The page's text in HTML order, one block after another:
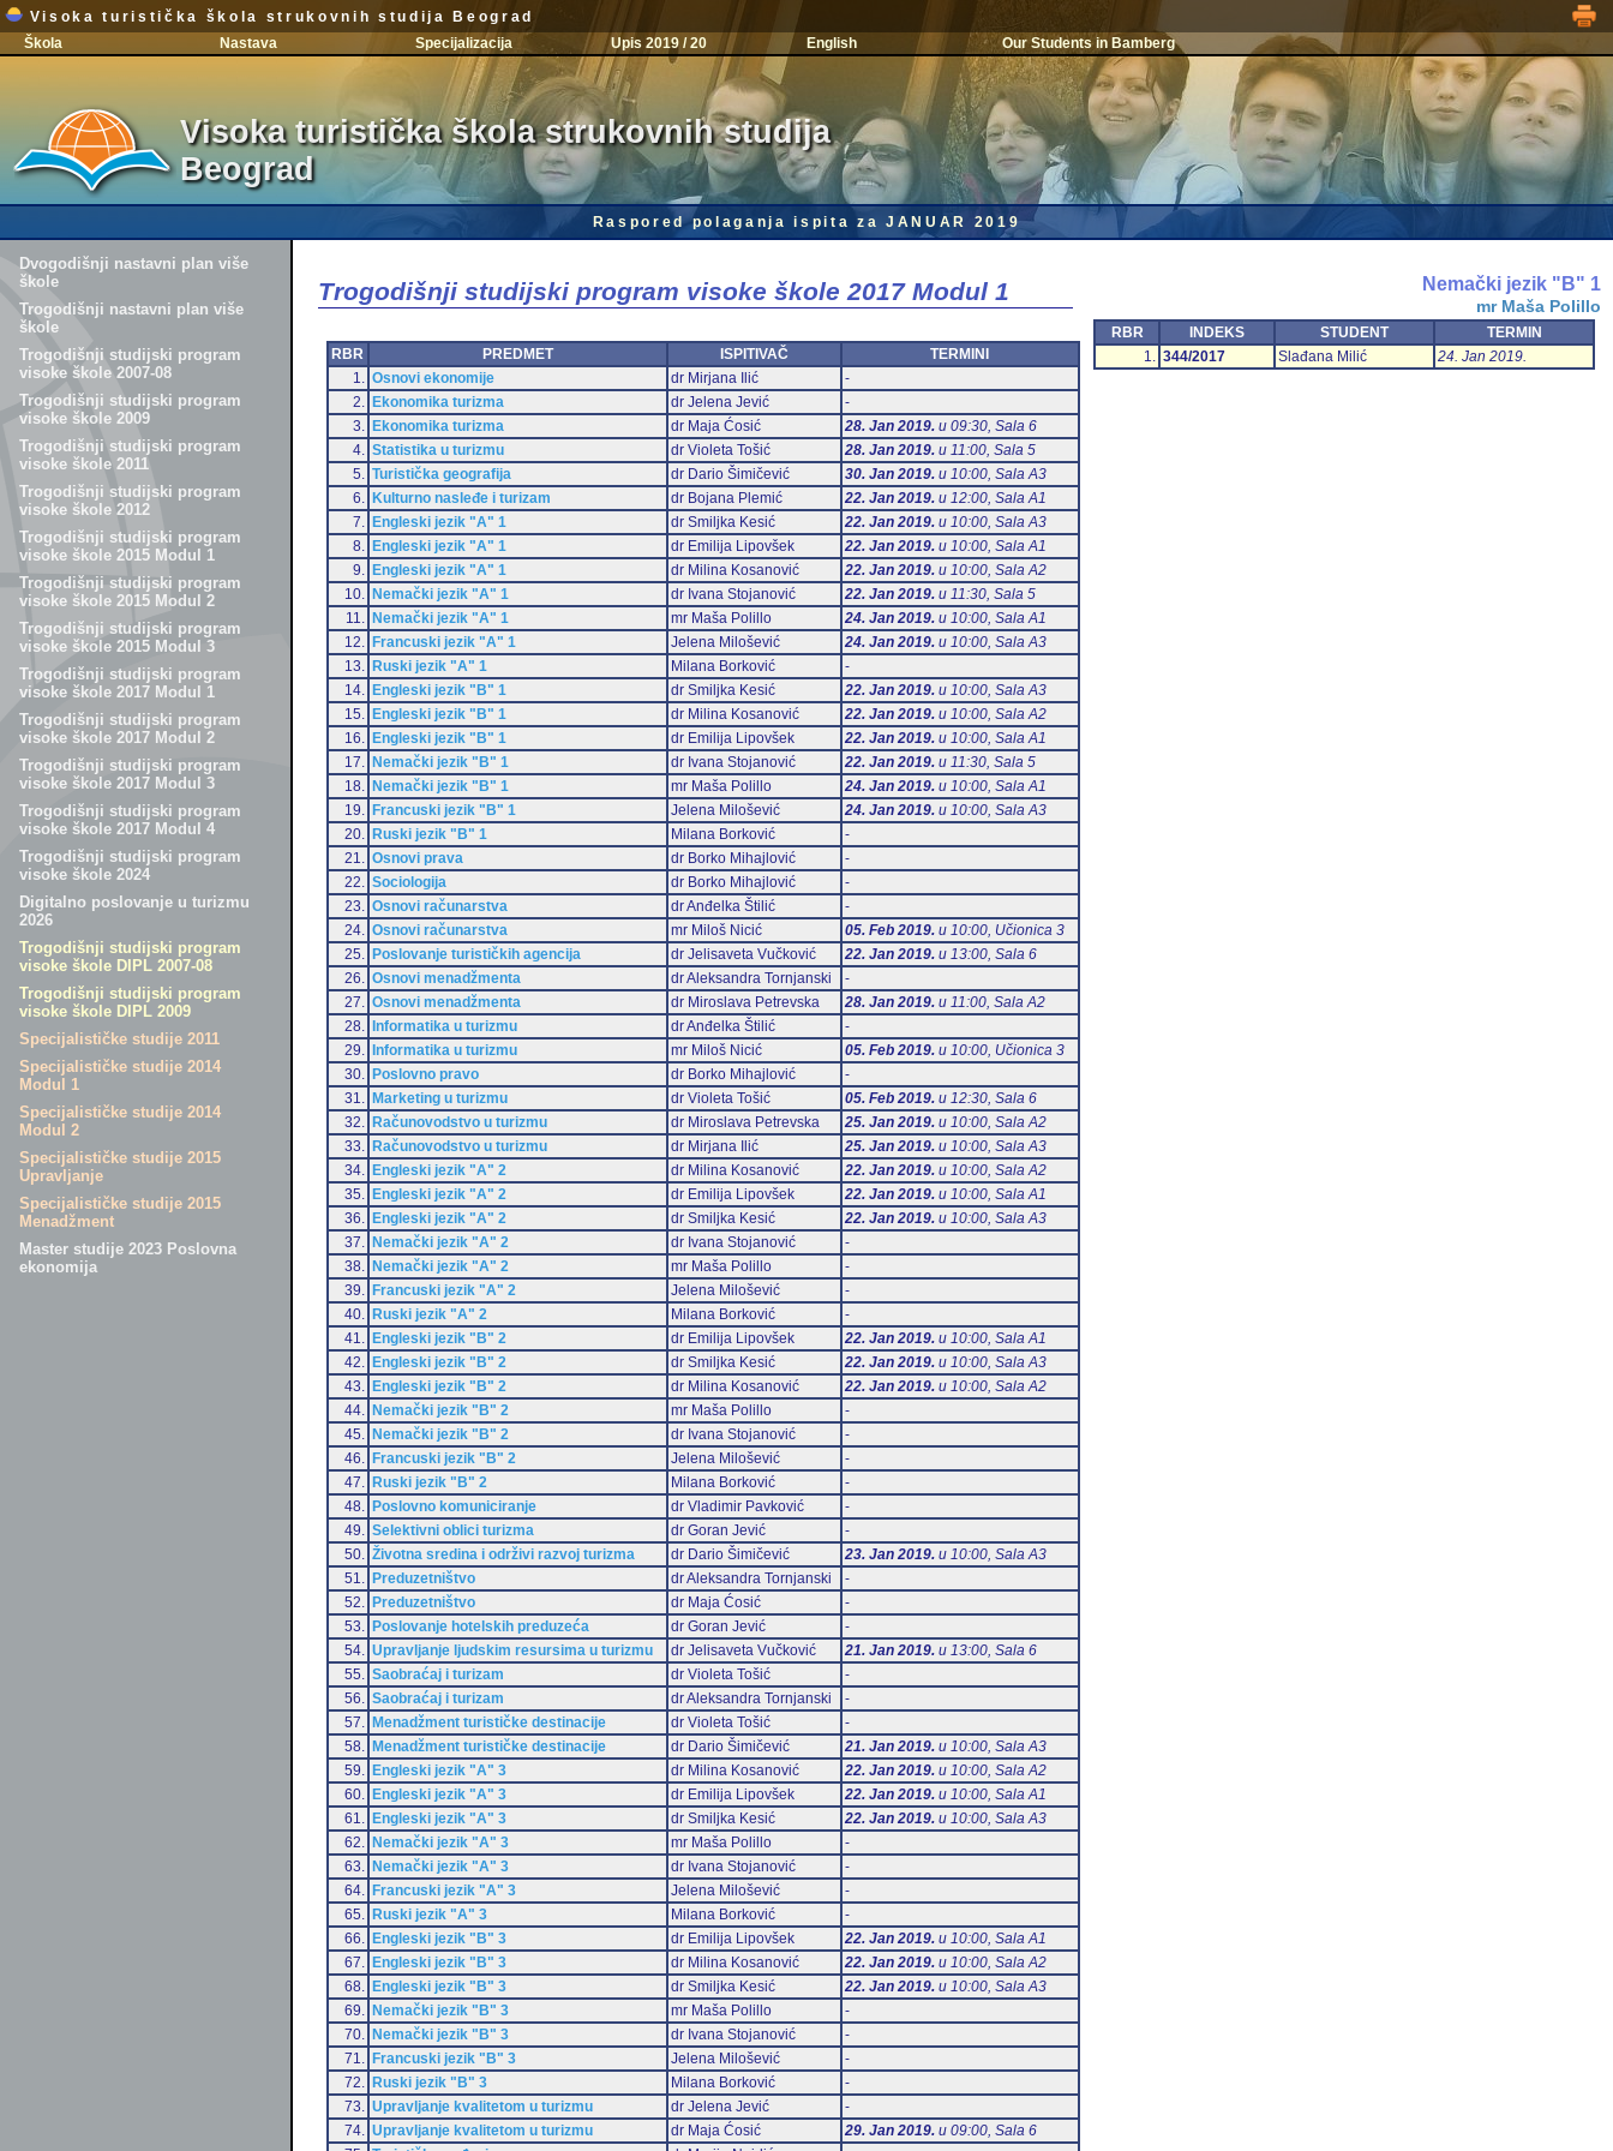
Visoka turistička škola strukovnih studija Beograd
Škola
Nastava Specijalizacija Upis 2019 / 20 English Our Students in Bamberg
Visoka turistička škola strukovnih studija
Beograd
Raspored polaganja ispita za JANUAR 2019
Dvogodišnji nastavni plan više
škole
Trogodišnji nastavni plan više
škole
Trogodišnji studijski program
visoke škole 2007-08
Trogodišnji studijski program
visoke škole 2009
Trogodišnji studijski program
visoke škole 2011
Trogodišnji studijski program
visoke škole 2012
Trogodišnji studijski program
visoke škole 2015 Modul 1
Trogodišnji studijski program
visoke škole 2015 Modul 2
Trogodišnji studijski program
visoke škole 2015 Modul 3
Trogodišnji studijski program
visoke škole 2017 Modul 1
Trogodišnji studijski program
visoke škole 2017 Modul 2
Trogodišnji studijski program
visoke škole 2017 Modul 3
Trogodišnji studijski program
visoke škole 2017 Modul 4
Trogodišnji studijski program
visoke škole 2024
Digitalno poslovanje u turizmu
2026
Trogodišnji studijski program
visoke škole DIPL 2007-08
Trogodišnji studijski program
visoke škole DIPL 2009
Specijalističke studije 2011
Specijalističke studije 2014
Modul 1
Specijalističke studije 2014
Modul 2
Specijalističke studije 2015
Upravljanje
Specijalističke studije 2015
Menadžment
Master studije 2023 Poslovna
ekonomija
Trogodišnji studijski program visoke škole 2017 Modul 1
RBR PREDMET ISPITIVAČ
TERMINI
1.
Osnovi ekonomije dr Mirjana Ilić
-
2.
Ekonomika turizma dr Jelena Jević
-
3.
Ekonomika turizma dr Maja Ćosić 28. Jan 2019.u 09:30, Sala 6
4.
Statistika u turizmu dr Violeta Tošić 28. Jan 2019.u 11:00, Sala 5
5.
Turistička geografija dr Dario Šimičević 30. Jan 2019.u 10:00, Sala А3
6.
Kulturno nasleđe i turizam dr Bojana Plemić 22. Jan 2019.u 12:00, Sala А1
7.
Engleski jezik "A" 1 dr Smiljka Kesić 22. Jan 2019.u 10:00, Sala А3
8.
Engleski jezik "A" 1 dr Emilija Lipovšek 22. Jan 2019.u 10:00, Sala А1
9.
Engleski jezik "A" 1 dr Milina Kosanović 22. Jan 2019.u 10:00, Sala А2
10.
Nemački jezik "A" 1 dr Ivana Stojanović 22. Jan 2019.u 11:30, Sala 5
11.
Nemački jezik "A" 1 mr Maša Polillo 24. Jan 2019.u 10:00, Sala А1
12.
Francuski jezik "A" 1 Jelena Milošević 24. Jan 2019.u 10:00, Sala А3
13.
Ruski jezik "A" 1 Milana Borković
-
14.
Engleski jezik "B" 1 dr Smiljka Kesić 22. Jan 2019.u 10:00, Sala А3
15.
Engleski jezik "B" 1 dr Milina Kosanović 22. Jan 2019.u 10:00, Sala А2
16.
Engleski jezik "B" 1 dr Emilija Lipovšek 22. Jan 2019.u 10:00, Sala А1
17.
Nemački jezik "B" 1 dr Ivana Stojanović 22. Jan 2019.u 11:30, Sala 5
18.
Nemački jezik "B" 1 mr Maša Polillo 24. Jan 2019.u 10:00, Sala А1
19.
Francuski jezik "B" 1 Jelena Milošević 24. Jan 2019.u 10:00, Sala А3
20.
Ruski jezik "B" 1 Milana Borković
-
21.
Osnovi prava dr Borko Mihajlović
-
22.
Sociologija dr Borko Mihajlović
-
23.
Osnovi računarstva dr Anđelka Štilić
-
24.
Osnovi računarstva mr Miloš Nicić 05. Feb 2019.u 10:00, Učionica 3
25.
Poslovanje turističkih agencija dr Jelisaveta Vučković 22. Jan 2019.u 13:00, Sala 6
26.
Osnovi menadžmenta dr Aleksandra Tornjanski
-
27.
Osnovi menadžmenta dr Miroslava Petrevska 28. Jan 2019.u 11:00, Sala А2
28.
Informatika u turizmu dr Anđelka Štilić
-
29.
Informatika u turizmu mr Miloš Nicić 05. Feb 2019.u 10:00, Učionica 3
30.
Poslovno pravo dr Borko Mihajlović
-
31.
Marketing u turizmu dr Violeta Tošić 05. Feb 2019.u 12:30, Sala 6
32.
Računovodstvo u turizmu dr Miroslava Petrevska 25. Jan 2019.u 10:00, Sala А2
33.
Računovodstvo u turizmu dr Mirjana Ilić 25. Jan 2019.u 10:00, Sala А3
34.
Engleski jezik "A" 2 dr Milina Kosanović 22. Jan 2019.u 10:00, Sala А2
35.
Engleski jezik "A" 2 dr Emilija Lipovšek 22. Jan 2019.u 10:00, Sala А1
36.
Engleski jezik "A" 2 dr Smiljka Kesić 22. Jan 2019.u 10:00, Sala А3
37.
Nemački jezik "A" 2 dr Ivana Stojanović
-
38.
Nemački jezik "A" 2 mr Maša Polillo
-
39.
Francuski jezik "A" 2 Jelena Milošević
-
40.
Ruski jezik "A" 2 Milana Borković
-
41.
Engleski jezik "B" 2 dr Emilija Lipovšek 22. Jan 2019.u 10:00, Sala А1
42.
Engleski jezik "B" 2 dr Smiljka Kesić 22. Jan 2019.u 10:00, Sala А3
43.
Engleski jezik "B" 2 dr Milina Kosanović 22. Jan 2019.u 10:00, Sala А2
44.
Nemački jezik "B" 2 mr Maša Polillo
-
45.
Nemački jezik "B" 2 dr Ivana Stojanović
-
46.
Francuski jezik "B" 2 Jelena Milošević
-
47.
Ruski jezik "B" 2 Milana Borković
-
48.
Poslovno komuniciranje dr Vladimir Pavković
-
49.
Selektivni oblici turizma dr Goran Jević
-
50.
Životna sredina i održivi razvoj turizma dr Dario Šimičević 23. Jan 2019.u 10:00, Sala А3
51.
Preduzetništvo dr Aleksandra Tornjanski
-
52.
Preduzetništvo dr Maja Ćosić
-
53.
Poslovanje hotelskih preduzeća dr Goran Jević
-
54.
Upravljanje ljudskim resursima u turizmu dr Jelisaveta Vučković 21. Jan 2019.u 13:00, Sala 6
55.
Saobraćaj i turizam dr Violeta Tošić
-
56.
Saobraćaj i turizam dr Aleksandra Tornjanski
-
57.
Menadžment turističke destinacije dr Violeta Tošić
-
58.
Menadžment turističke destinacije dr Dario Šimičević 21. Jan 2019.u 10:00, Sala А3
59.
Engleski jezik "A" 3 dr Milina Kosanović 22. Jan 2019.u 10:00, Sala А2
60.
Engleski jezik "A" 3 dr Emilija Lipovšek 22. Jan 2019.u 10:00, Sala А1
61.
Engleski jezik "A" 3 dr Smiljka Kesić 22. Jan 2019.u 10:00, Sala А3
62.
Nemački jezik "A" 3 mr Maša Polillo
-
63.
Nemački jezik "A" 3 dr Ivana Stojanović
-
64.
Francuski jezik "A" 3 Jelena Milošević
-
65.
Ruski jezik "A" 3 Milana Borković
-
66.
Engleski jezik "B" 3 dr Emilija Lipovšek 22. Jan 2019.u 10:00, Sala А1
67.
Engleski jezik "B" 3 dr Milina Kosanović 22. Jan 2019.u 10:00, Sala А2
68.
Engleski jezik "B" 3 dr Smiljka Kesić 22. Jan 2019.u 10:00, Sala А3
69.
Nemački jezik "B" 3 mr Maša Polillo
-
70.
Nemački jezik "B" 3 dr Ivana Stojanović
-
71.
Francuski jezik "B" 3 Jelena Milošević
-
72.
Ruski jezik "B" 3 Milana Borković
-
73.
Upravljanje kvalitetom u turizmu dr Jelena Jević
-
74.
Upravljanje kvalitetom u turizmu dr Maja Ćosić 29. Jan 2019.u 09:00, Sala 6
Nemački jezik "B" 1
mr Maša Polillo
RBR INDEKS STUDENT
TERMIN
1. 344/2017 Slađana Milić 24. Jan 2019.